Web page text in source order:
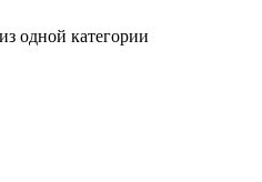
одной категории